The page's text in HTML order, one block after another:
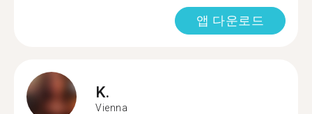
앱 다운로드
K.
Vienna